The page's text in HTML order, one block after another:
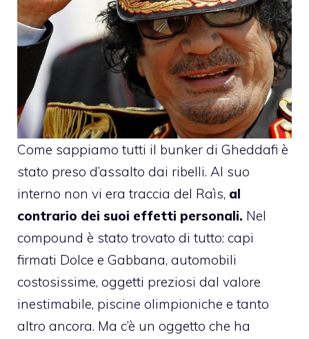
Come sappiamo tutti il bunker di Gheddafi è
stato preso d’assalto dai ribelli. Al suo
interno non vi era traccia del Raìs, al
contrario dei suoi effetti personali. Nel
compound è stato trovato di tutto: capi
firmati Dolce e Gabbana, automobili
costosissime, oggetti preziosi dal valore
inestimabile, piscine olimpioniche e tanto
altro ancora. Ma c’è un oggetto che ha